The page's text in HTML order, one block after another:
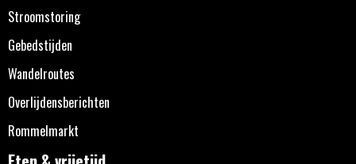
Stroomstoring
Gebedstijden
Wandelroutes
Overlijdensberichten
Rommelmarkt